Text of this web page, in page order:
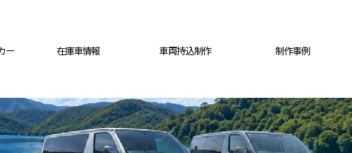
ー 在庫車情報 車両持込制作 制作事例